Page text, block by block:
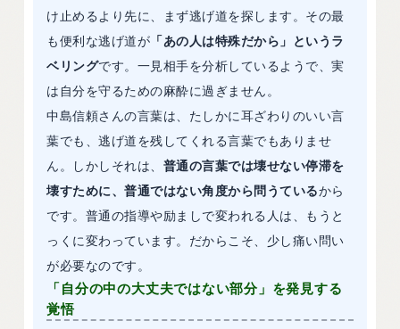
け止めるより先に、まず逃げ道を探します。その最
も便利な逃げ道が 「あの人は特殊だから」というラ
ベリングです。一見相手を分析しているようで、実
は自分を守るための麻酔に過ぎません。
中島信頼さんの言葉は、たしかに耳ざわりのいい言
葉でも、逃げ道を残してくれる言葉でもありませ
ん。しかしそれは、 普通の言葉では壊せない停滞を
壊すために、普通ではない角度から問うているから
です。普通の指導や励ましで変われる人は、もうと
っくに変わっています。だからこそ、少し痛い問い
が必要なのです。
「自分の中の大丈夫ではない部分」を発見する
覚悟